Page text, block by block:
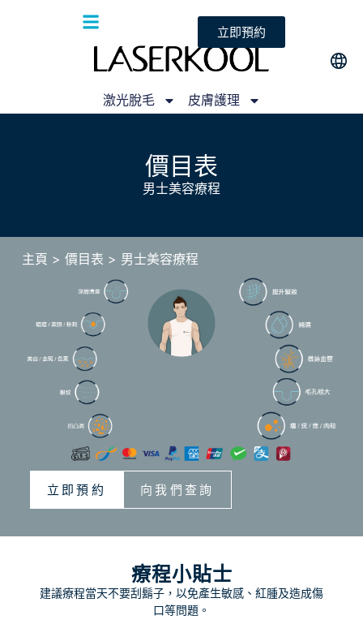
立即預約
激光脫毛 皮膚護理
價目表
男士美容療程
主頁 > 價目表 > 男士美容療程
立即預約 向我們查詢
療程小貼士
建議療程當天不要刮鬍子，以免產生敏感、紅腫及造成傷
口等問題。